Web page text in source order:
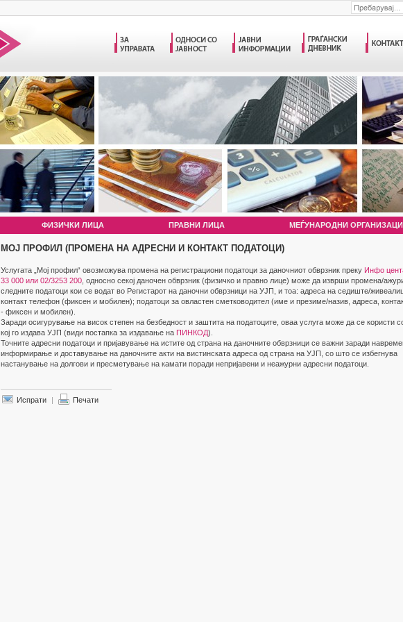
ФИЗИЧКИ ЛИЦА ПРАВНИ ЛИЦА МЕЃУНАРОДНИ
МОЈ ПРОФИЛ (ПРОМЕНА НА АДРЕСНИ И КОНТАКТ ПОДАТОЦИ)
Услугата „Мој профил“ овозможува промена на регистрациони податоци за даночниот обврзник преку Инфо
33 000 или 02/3253 200 , односно секој даночен обврзник (физичко и правно лице) може да изврши промена/
следните податоци кои се водат во Регистарот на даночни обврзници на УЈП, и тоа: адреса на седиште/
контакт телефон (фиксен и мобилен); податоци за овластен сметководител (име и презиме/назив, адреса,
- фиксен и мобилен).
Заради осигурување на висок степен на безбедност и заштита на податоците, оваа услуга може да се
кој го издава УЈП (види постапка за издавање на ПИНКОД).
Точните адресни податоци и пријавување на истите од страна на даночните обврзници се важни заради
информирање и доставување на даночните акти на вистинската адреса од страна на УЈП, со што се избегнува
настанување на долгови и пресметување на камати поради непријавени и неажурни адресни податоци.
Испрати | Печати